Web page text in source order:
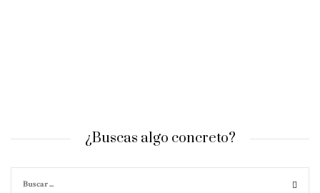
¿Buscas algo concreto?